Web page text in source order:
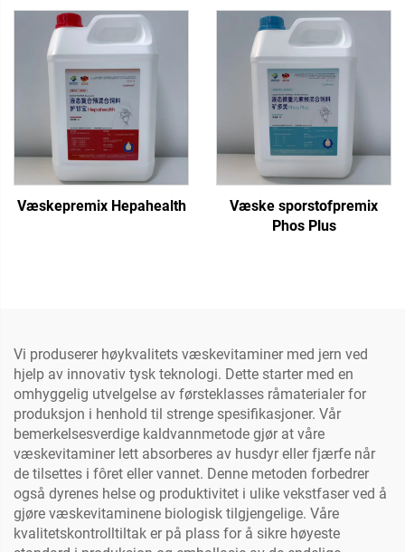
Væskepremix Hepahealth
Væske sporstofpremix
Phos Plus
Vi produserer høykvalitets væskevitaminer med jern ved
hjelp av innovativ tysk teknologi. Dette starter med en
omhyggelig utvelgelse av førsteklasses råmaterialer for
produksjon i henhold til strenge spesifikasjoner. Vår
bemerkelsesverdige kaldvannmetode gjør at våre
væskevitaminer lett absorberes av husdyr eller fjærfe når
de tilsettes i fôret eller vannet. Denne metoden forbedrer
også dyrenes helse og produktivitet i ulike vekstfaser ved å
gjøre væskevitaminene biologisk tilgjengelige. Våre
kvalitetskontrolltiltak er på plass for å sikre høyeste